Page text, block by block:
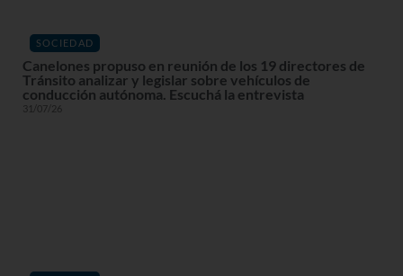
SOCIEDAD
Canelones propuso en reunión de los 19 directores de
Tránsito analizar y legislar sobre vehículos de
conducción autónoma. Escuchá la entrevista
31/07/26